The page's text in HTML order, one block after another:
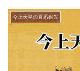
今上天皇の直系祖先